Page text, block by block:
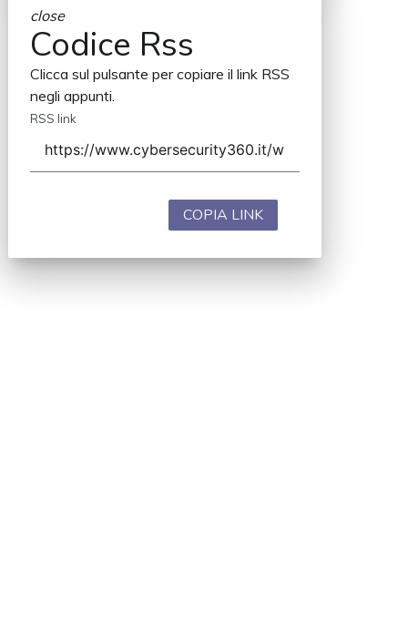
close
Codice Rss
Clicca sul pulsante per copiare il link RSS
negli appunti.
RSS link
COPIA LINK